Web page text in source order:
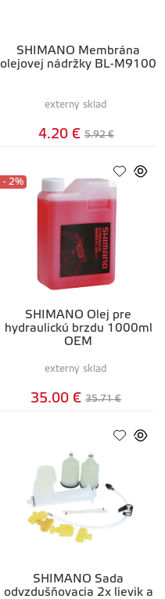
SHIMANO Membrána
olejovej nádržky BL-M9100
externý sklad
4.20 € 5.92 €
SHIMANO Olej pre
hydraulickú brzdu 1000ml
OEM
- 2%
externý sklad
35.00 € 35.71 €
SHIMANO Sada
odvzdušňovacia 2x lievik a